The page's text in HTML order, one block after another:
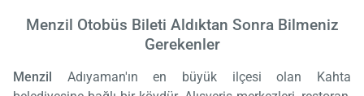
Menzil Otobüs Bileti Aldıktan Sonra Bilmeniz
Gerekenler
Menzil
Adıyaman'ın en büyük ilçesi olan Kahta